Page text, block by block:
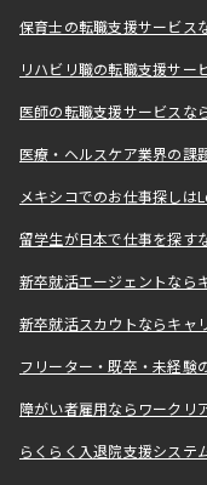
保育士の転職支援サービス
リハビリ職の転職支援サー
医師の転職支援サービスな
医療・ヘルスケア業界の課
メキシコでのお仕事探し
留学生が日本で仕事を探す
新卒就活エージェントなら
新卒就活スカウトならキャ
フリーター・既卒・未経験
障がい者雇用ならワークリ
らくらく入退院支援システ